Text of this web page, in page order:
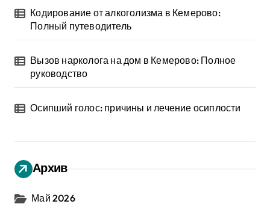
Кодирование от алкоголизма в Кемерово:
Полный путеводитель
Вызов нарколога на дом в Кемерово: Полное
руководство
Осипший голос: причины и лечение осиплости
Архив
Май 2026